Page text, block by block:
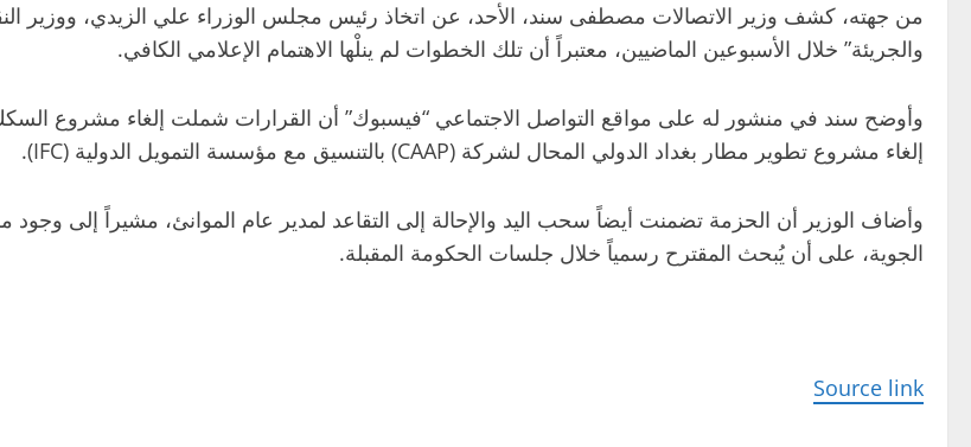
من جهته، كشف وزير الاتصالات مصطفى سند، الأحد، عن اتخاذ رئيس مجلس الوزراء علي الزيدي، ووزير
والجريئة” خلال الأسبوعين الماضيين، معتبراً أن تلك الخطوات لم ينلْها الاهتمام الإعلامي الكافي.
وأوضح سند في منشور له على مواقع التواصل الاجتماعي “فيسبوك” أن القرارات شملت إلغاء مشروع السكك
إلغاء مشروع تطوير مطار بغداد الدولي المحال لشركة (CAAP) بالتنسيق مع مؤسسة التمويل الدولية (IFC).
وأضاف الوزير أن الحزمة تضمنت أيضاً سحب اليد والإحالة إلى التقاعد لمدير عام الموانئ، مشيراً إلى وجود
الجوية، على أن يُبحث المقترح رسمياً خلال جلسات الحكومة المقبلة.
Source link